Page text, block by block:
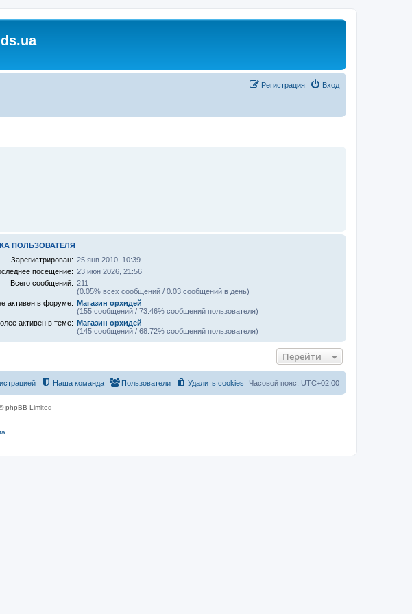
Вход
Регистрация
ПОЛЬЗОВАТЕЛЯ
Зарегистрирован: 25 янв 2010, 10:39
посещение: 23 июн 2026, 21:56
Всего сообщений: 211
(0.05% всех сообщений / 0.03 сообщений в день)
активен в форуме: Магазин орхидей
(155 сообщений / 73.46% сообщений пользователя)
активен в теме: Магазин орхидей
(145 сообщений / 68.72% сообщений пользователя)
Перейти
Часовой пояс: UTC+02:00
Удалить cookies
Пользователи
Наша команда
phpBB Limited